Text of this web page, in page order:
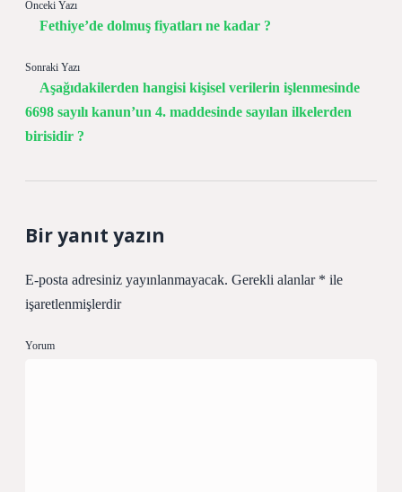
Önceki Yazı
Fethiye’de dolmuş fiyatları ne kadar ?
Sonraki Yazı
Aşağıdakilerden hangisi kişisel verilerin işlenmesinde
6698 sayılı kanun’un 4. maddesinde sayılan ilkelerden
birisidir ?
Bir yanıt yazın
E-posta adresiniz yayınlanmayacak. Gerekli alanlar * ile
işaretlenmişlerdir
Yorum